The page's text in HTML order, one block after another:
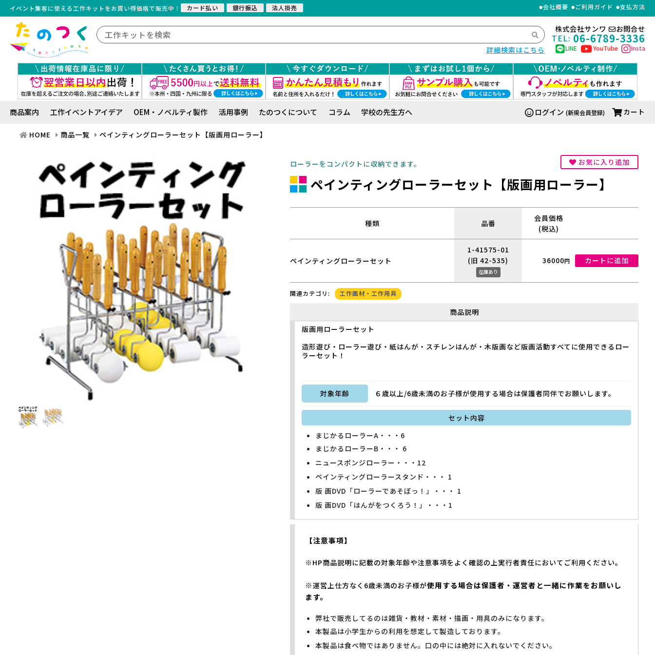
イベント集客に使える工作キットをお買い得価格で販売中！ カード払い 銀行振込 法人掛売 会社概要 ご利用ガイド 支払方法
詳細検索はこちら
株式会社サンワ お問合せ
TEL: 06-6789-3336
LINE YouTube Insta
商品案内 工作イベントアイデア OEM・ノベルティ製作 活用事例 たのつくについて コラム 学校の先生方へ ログイン (新規会員登録) カート
HOME 商品一覧 ペインティングローラーセット【版画用ローラー】
ローラーをコンパクトに収納できます。 お気に入り追加
ペインティングローラーセット【版画用ローラー】
種類 品番
会員価格
(税込)
ペインティングローラーセット
1-41575-01
(旧 42-535)
在庫あり
36000円 カートに追加
関連カテゴリ: 工作画材・工作用具
商品説明
版画用ローラーセット
造形遊び・ローラー遊び・紙はんが・スチレンはんが・木版画など版画活動すべてに使用できるロー
ラーセット！
対象年齢 ６歳以上/6歳未満のお子様が使用する場合は保護者同伴でお願いします。
セット内容
まじかるローラーA・・・6
まじかるローラーB・・・ 6
ニュースポンジローラー・・・12
ペインティングローラースタンド・・・ 1
版 画DVD「ローラーであそぼっ！」・・・ 1
版 画DVD「はんがをつくろう！」・・・1
【注意事項】
※HP商品説明に記載の対象年齢や注意事項をよく確認の上実行者責任においてご利用ください。
※運営上仕方なく6歳未満のお子様が使用する場合は保護者・運営者と一緒に作業をお願いし
ます。
弊社で販売してるのは雑貨・教材・素材・描画・用具のみになります。
本製品は小学生からの利用を想定して製造しております。
本製品は食べ物ではありません。口の中には絶対に入れないでください。